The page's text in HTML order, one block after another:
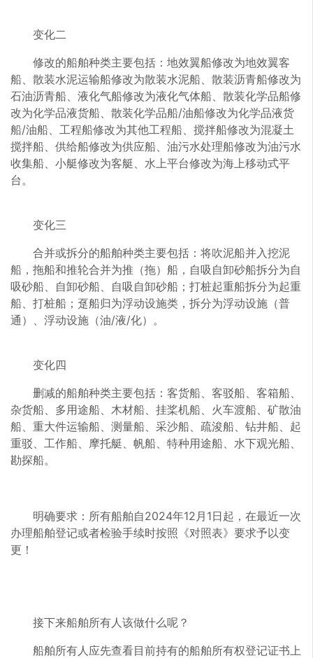
变化二
修改的船舶种类主要包括：地效翼船修改为地效翼客
船、散装水泥运输船修改为散装水泥船、散装沥青船修改为
石油沥青船、液化气船修改为液化气体船、散装化学品船修
改为化学品液货船、散装化学品船/油船修改为化学品液货
船/油船、工程船修改为其他工程船、搅拌船修改为混凝土
搅拌船、供给船修改为供应船、油污水处理船修改为油污水
收集船、小艇修改为客艇、水上平台修改为海上移动式平
台。
变化三
合并或拆分的船舶种类主要包括：将吹泥船并入挖泥
船，拖船和推轮合并为推（拖）船，自吸自卸砂船拆分为自
吸砂船、自卸砂船、自吸自卸砂船；打桩起重船拆分为起重
船、打桩船；趸船归为浮动设施类，拆分为浮动设施（普
通）、浮动设施（油/液/化）。
变化四
删减的船舶种类主要包括：客货船、客驳船、客箱船、
杂货船、多用途船、木材船、挂桨机船、火车渡船、矿散油
船、重大件运输船、测量船、采沙船、疏浚船、钻井船、起
重驳、工作船、摩托艇、帆船、特种用途船、水下观光船、
勘探船。
明确要求：所有船舶自2024年12月1日起，在最近一次
办理船舶登记或者检验手续时按照《对照表》要求予以变
更！
接下来船舶所有人该做什么呢？
船舶所有人应先查看目前持有的船舶所有权登记证书上